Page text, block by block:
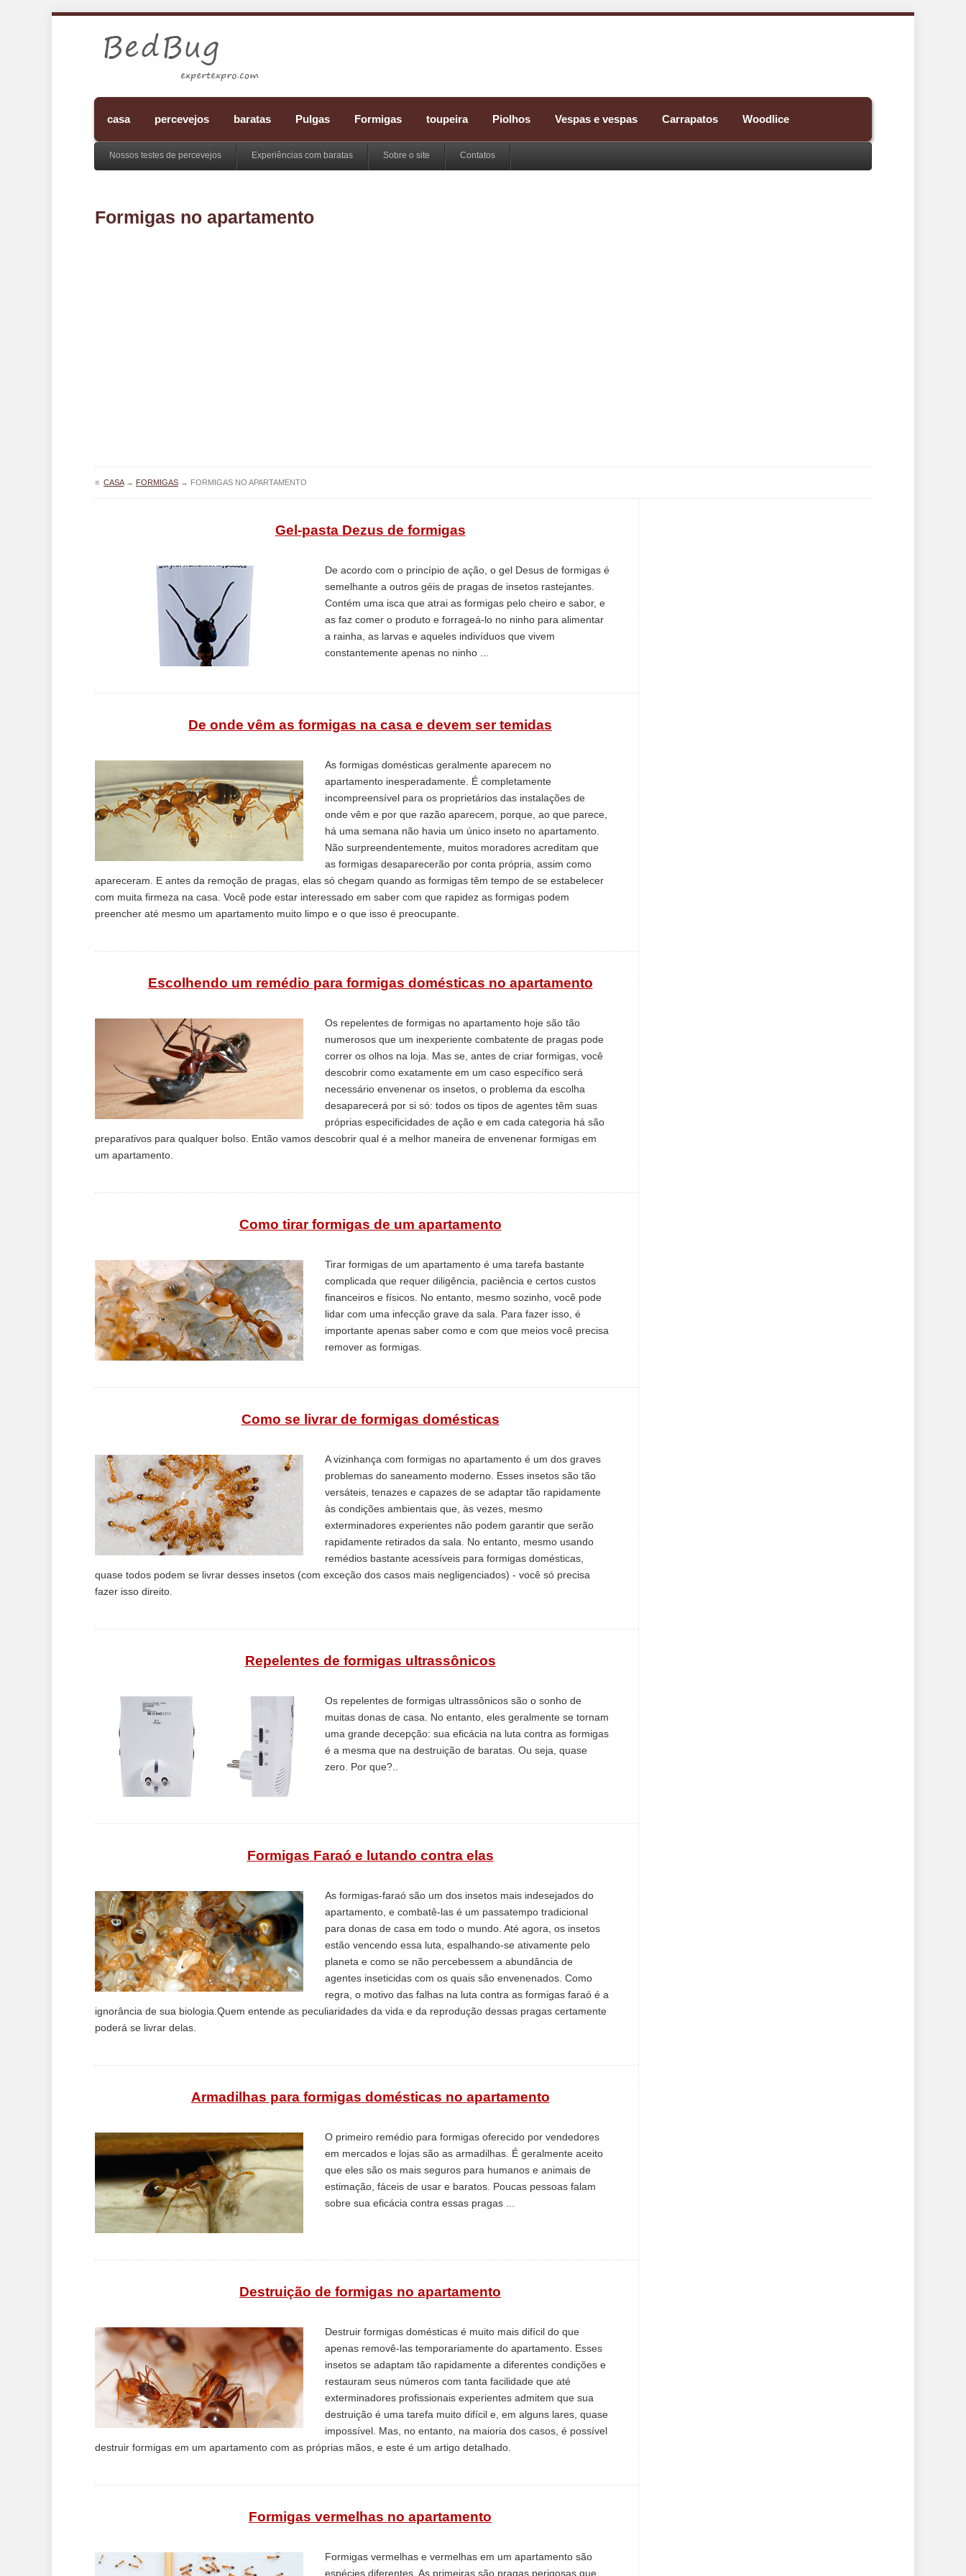
casa percevejos baratas Pulgas Formigas toupeira Piolhos Vespas e vespas Carrapatos Woodlice
Nossos testes de percevejos Experiências com baratas Sobre o site Contatos
Formigas no apartamento
≡ CASA→ FORMIGAS → FORMIGAS NO APARTAMENTO
Gel-pasta Dezus de formigas
De acordo com o princípio de ação, o gel Desus de formigas é
semelhante a outros géis de pragas de insetos rastejantes.
Contém uma isca que atrai as formigas pelo cheiro e sabor, e
as faz comer o produto e forrageá-lo no ninho para alimentar
a rainha, as larvas e aqueles indivíduos que vivem
constantemente apenas no ninho ...
De onde vêm as formigas na casa e devem ser temidas
As formigas domésticas geralmente aparecem no
apartamento inesperadamente. É completamente
incompreensível para os proprietários das instalações de
onde vêm e por que razão aparecem, porque, ao que parece,
há uma semana não havia um único inseto no apartamento.
Não surpreendentemente, muitos moradores acreditam que
as formigas desaparecerão por conta própria, assim como
apareceram. E antes da remoção de pragas, elas só chegam quando as formigas têm tempo de se estabelecer
com muita firmeza na casa. Você pode estar interessado em saber com que rapidez as formigas podem
preencher até mesmo um apartamento muito limpo e o que isso é preocupante.
Escolhendo um remédio para formigas domésticas no apartamento
Os repelentes de formigas no apartamento hoje são tão
numerosos que um inexperiente combatente de pragas pode
correr os olhos na loja. Mas se, antes de criar formigas, você
descobrir como exatamente em um caso específico será
necessário envenenar os insetos, o problema da escolha
desaparecerá por si só: todos os tipos de agentes têm suas
próprias especificidades de ação e em cada categoria há são
preparativos para qualquer bolso. Então vamos descobrir qual é a melhor maneira de envenenar formigas em
um apartamento.
Como tirar formigas de um apartamento
Tirar formigas de um apartamento é uma tarefa bastante
complicada que requer diligência, paciência e certos custos
financeiros e físicos. No entanto, mesmo sozinho, você pode
lidar com uma infecção grave da sala. Para fazer isso, é
importante apenas saber como e com que meios você precisa
remover as formigas.
Como se livrar de formigas domésticas
A vizinhança com formigas no apartamento é um dos graves
problemas do saneamento moderno. Esses insetos são tão
versáteis, tenazes e capazes de se adaptar tão rapidamente
às condições ambientais que, às vezes, mesmo
exterminadores experientes não podem garantir que serão
rapidamente retirados da sala. No entanto, mesmo usando
remédios bastante acessíveis para formigas domésticas,
quase todos podem se livrar desses insetos (com exceção dos casos mais negligenciados) - você só precisa
fazer isso direito.
Repelentes de formigas ultrassônicos
Os repelentes de formigas ultrassônicos são o sonho de
muitas donas de casa. No entanto, eles geralmente se tornam
uma grande decepção: sua eficácia na luta contra as formigas
é a mesma que na destruição de baratas. Ou seja, quase
zero. Por que?..
Formigas Faraó e lutando contra elas
As formigas-faraó são um dos insetos mais indesejados do
apartamento, e combatê-las é um passatempo tradicional
para donas de casa em todo o mundo. Até agora, os insetos
estão vencendo essa luta, espalhando-se ativamente pelo
planeta e como se não percebessem a abundância de
agentes inseticidas com os quais são envenenados. Como
regra, o motivo das falhas na luta contra as formigas faraó é a
ignorância de sua biologia.Quem entende as peculiaridades da vida e da reprodução dessas pragas certamente
poderá se livrar delas.
Armadilhas para formigas domésticas no apartamento
O primeiro remédio para formigas oferecido por vendedores
em mercados e lojas são as armadilhas. É geralmente aceito
que eles são os mais seguros para humanos e animais de
estimação, fáceis de usar e baratos. Poucas pessoas falam
sobre sua eficácia contra essas pragas ...
Destruição de formigas no apartamento
Destruir formigas domésticas é muito mais difícil do que
apenas removê-las temporariamente do apartamento. Esses
insetos se adaptam tão rapidamente a diferentes condições e
restauram seus números com tanta facilidade que até
exterminadores profissionais experientes admitem que sua
destruição é uma tarefa muito difícil e, em alguns lares, quase
impossível. Mas, no entanto, na maioria dos casos, é possível
destruir formigas em um apartamento com as próprias mãos, e este é um artigo detalhado.
Formigas vermelhas no apartamento
Formigas vermelhas e vermelhas em um apartamento são
espécies diferentes. As primeiras são pragas perigosas que